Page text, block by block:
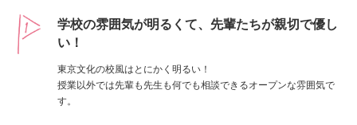
学校の雰囲気が明るくて、 先輩たちが親切で優し
い！
東京文化の校風はとにかく明るい！
授業以外では先輩も先生も何でも相談できるオープンな雰囲気で
す。